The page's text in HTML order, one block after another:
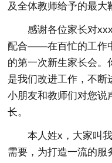
及全体教师给予的最大
感谢各位家长对
配合——在百忙的工作
的第一次新生家长会。
是我们改进工作，不断
小朋友和教师们对您说
长。
本人姓x，大家叫
需要，为打造一流的服